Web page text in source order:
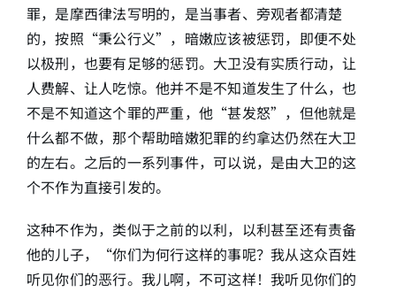
罪，是摩西律法写明的，是当事者、旁观者都清楚
的，按照“秉公行义”，暗嫩应该被惩罚，即便不处
以极刑，也要有足够的惩罚。大卫没有实质行动，让
人费解、让人吃惊。他并不是不知道发生了什么，也
不是不知道这个罪的严重，他“甚发怒”，但他就是
什么都不做，那个帮助暗嫩犯罪的约拿达仍然在大卫
的左右。之后的一系列事件，可以说，是由大卫的这
个不作为直接引发的。
这种不作为，类似于之前的以利，以利甚至还有责备
他的儿子，“你们为何行这样的事呢？我从这众百姓
听见你们的恶行。我儿啊，不可这样！我听见你们的